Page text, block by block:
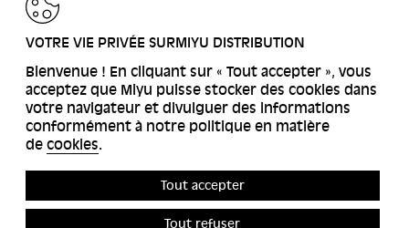
RETOUR
VOTRE VIE PRIVÉE SURMIYU DISTRIBUTION
Bienvenue ! En cliquant sur « Tout accepter », vous
acceptez que Miyu puisse stocker des cookies dans
votre navigateur et divulguer des informations
conformément à notre politique en matière
de cookies.
Tout accepter
Tout refuser